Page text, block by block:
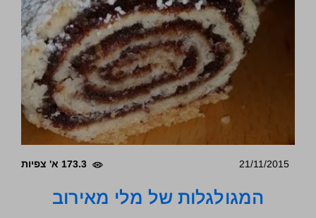
21/11/2015 173.3 א' צפיות
המגולגלות של מלי מאירוב